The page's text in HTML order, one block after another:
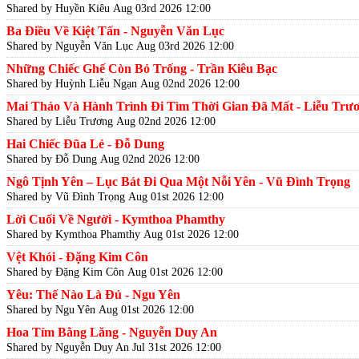
Shared by Huyền Kiêu Aug 03rd 2026 12:00
Ba Điều Về Kiệt Tấn - Nguyễn Văn Lục
Shared by Nguyễn Văn Lục Aug 03rd 2026 12:00
Những Chiếc Ghế Còn Bỏ Trống - Trần Kiêu Bạc
Shared by Huỳnh Liễu Ngạn Aug 02nd 2026 12:00
Mai Thảo Và Hành Trình Đi Tìm Thời Gian Đã Mất - Liễu
Shared by Liễu Trương Aug 02nd 2026 12:00
Hai Chiếc Đũa Lẻ - Đỗ Dung
Shared by Đỗ Dung Aug 02nd 2026 12:00
Ngô Tịnh Yên – Lục Bát Đi Qua Một Nỗi Yên - Vũ Đình Trọng
Shared by Vũ Đình Trọng Aug 01st 2026 12:00
Lời Cuối Về Người - Kymthoa Phamthy
Shared by Kymthoa Phamthy Aug 01st 2026 12:00
Vệt Khói - Đặng Kim Côn
Shared by Đặng Kim Côn Aug 01st 2026 12:00
Yêu: Thế Nào Là Đủ - Ngu Yên
Shared by Ngu Yên Aug 01st 2026 12:00
Hoa Tím Bằng Lăng - Nguyễn Duy An
Shared by Nguyễn Duy An Jul 31st 2026 12:00